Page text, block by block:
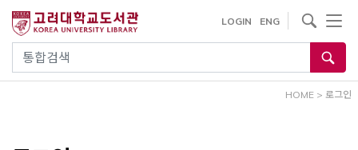
건
통합검색
LOGIN ENG
사이트내 검색
HOME > 로그인